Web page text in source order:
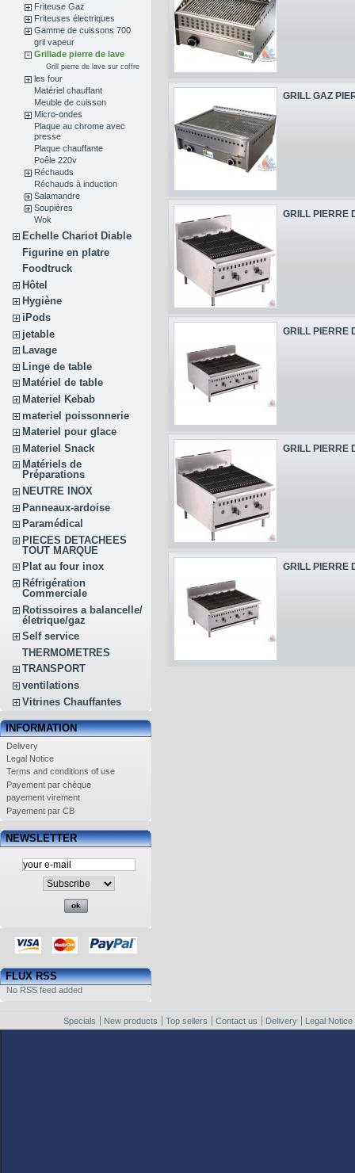
Friteuse Gaz
Friteuses électriques
Gamme de cuissons 700
gril vapeur
Grillade pierre de lave
Grill pierre de lave sur coffre
les four
Matériel chauffant
Meuble de cuisson
Micro-ondes
Plaque au chrome avec
presse
Plaque chauffante
Poêle 220v
Réchauds
Réchauds à induction
Salamandre
Soupières
Wok
Echelle Chariot Diable
Figurine en platre
Foodtruck
Hôtel
Hygiène
iPods
jetable
Lavage
Linge de table
Matériel de table
Materiel Kebab
materiel poissonnerie
Materiel pour glace
Materiel Snack
Matériels de
Préparations
NEUTRE INOX
Panneaux-ardoise
Paramédical
PIECES DETACHEES
TOUT MARQUE
Plat au four inox
Réfrigération
Commerciale
Rotissoires a balancelle/
életrique/gaz
Self service
THERMOMETRES
TRANSPORT
ventilations
Vitrines Chauffantes
INFORMATION
Delivery
Legal Notice
Terms and conditions of use
Payement par chèque
payement virement
Payement par CB
NEWSLETTER
FLUX RSS
No RSS feed added
GRILL GAZ
GRILL PIERRE
GRILL PIERRE
GRILL PIERRE
GRILL PIERRE
Specials New products Top sellers Contact us Delivery Legal Notice